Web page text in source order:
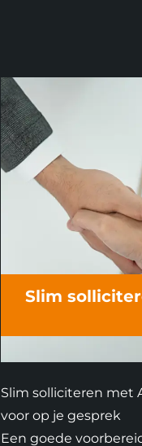
Slim
Slim solliciteren met
voor op je gesprek
Een goede